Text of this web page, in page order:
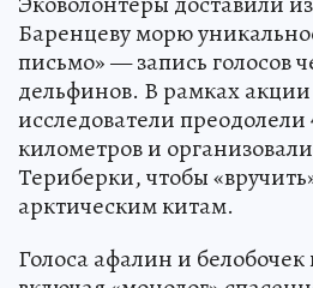
Баренцеву морю
письмо» — запись голосов
дельфинов. В рамках
исследователи преодолели
километров и
Териберки, чтобы
арктическим китам.
Голоса афалин и